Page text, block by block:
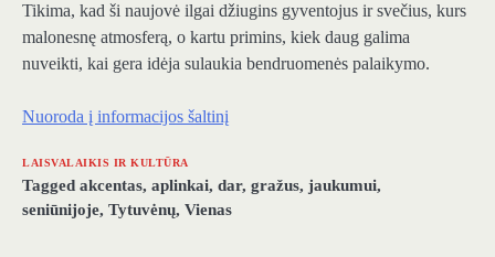
Tikima, kad ši naujovė ilgai džiugins gyventojus ir svečius, kurs
malonesnę atmosferą, o kartu primins, kiek daug galima
nuveikti, kai gera idėja sulaukia bendruomenės palaikymo.
Nuoroda į informacijos šaltinį
LAISVALAIKIS IR KULTŪRA
Tagged akcentas, aplinkai, dar, gražus, jaukumui,
seniūnijoje, Tytuvėnų, Vienas